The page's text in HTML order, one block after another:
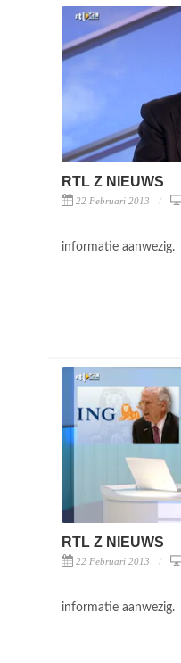
RTL Z NIEUWS
22 Februari 2013
informatie aanwezig.
RTL Z NIEUWS
22 Februari 2013
informatie aanwezig.